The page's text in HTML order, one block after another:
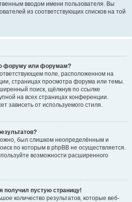
вводом имени пользователя. Вы
из соответствующих списков на той
форуму или форумам?
поле, расположенном на
страницах просмотра форума или темы.
поиск, щёлкнув по ссылке
на всех страницах конференции.
зависеть от используемого стиля.
был слишком неопределённым и
по которым в phpBB не осуществляется.
возможности расширенного
получил пустую страницу!
количество результатов, которые веб-